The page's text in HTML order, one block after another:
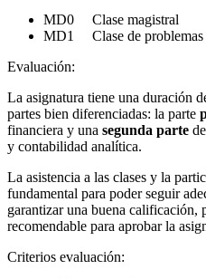
MD0 Clase magistral
MD1 Clase de problemas
Evaluación:
La asignatura tiene una duración
partes bien diferenciadas: la parte
financiera y una segunda parte
y contabilidad analítica.
La asistencia a las clases y la
fundamental para poder seguir
garantizar una buena calificación,
recomendable para aprobar la
Criterios evaluación: